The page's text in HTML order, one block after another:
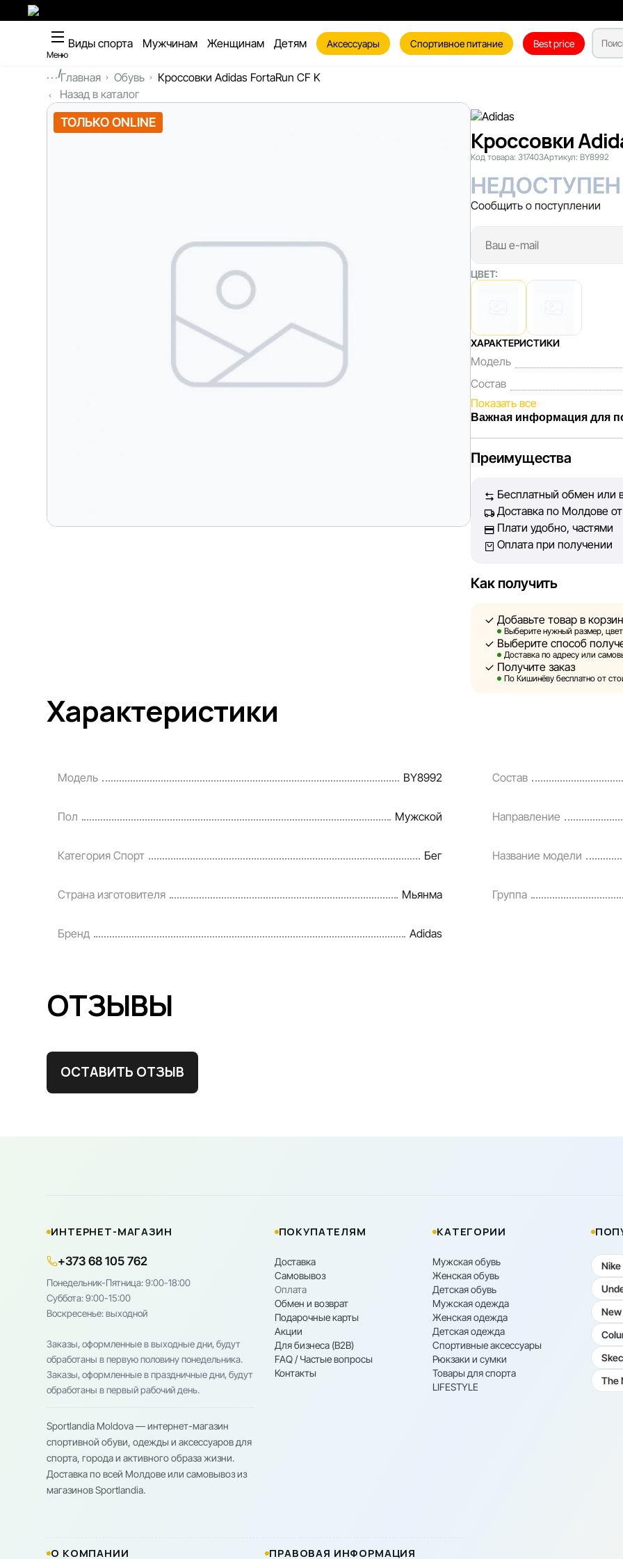
Меню
Виды спорта Мужчинам Женщинам Детям Аксессуары Спортивное питание Best price
...Главная Обувь
Кроссовки Adidas FortaRun CF K
Назад в каталог
ТОЛЬКО ONLINE
Кроссовки
Код товара: 317403Артикул: BY8992
НЕДОСТУПЕН
Сообщить о поступлении
ЦВЕТ:
ХАРАКТЕРИСТИКИ
Модель
Состав
Показать все
Важная информация для
Каждый день мы работаем
Наша цель — обеспечить
принять лучшее решение о
Однако, несмотря на
технических ошибок или
быть размещены на нашем
Sportlandia оставляет за
предварительного
и потребительские
порядке и без
Наша команда регулярно
Преимущества
Бесплатный обмен или
Доставка по Молдове от
Плати удобно, частями
Оплата при получении
Как получить
Добавьте товар в
Выберите нужный размер,
Выберите способ
Доставка по адресу или
Получите заказ
По Кишинёву бесплатно от
Характеристики
Модель BY8992 Состав
Пол Мужской Направление
Категория Спорт Бег Название модели
Страна изготовителя Мьянма Группа
Бренд Adidas
ОТЗЫВЫ
ОСТАВИТЬ ОТЗЫВ
ИНТЕРНЕТ-МАГАЗИН
+373 68 105 762
Понедельник-Пятница: 9:00-18:00
Cуббота: 9:00-15:00
Воскресенье: выходной
Заказы, оформленные в выходные дни, будут
обработаны в первую половину понедельника.
Заказы, оформленные в праздничные дни, будут
обработаны в первый рабочий день.
Sportlandia Moldova — интернет-магазин
спортивной обуви, одежды и аксессуаров для
спорта, города и активного образа жизни.
Доставка по всей Молдове или самовывоз из
магазинов Sportlandia.
ПОКУПАТЕЛЯМ
Доставка
Самовывоз
Оплата
Обмен и возврат
Подарочные карты
Акции
Для бизнеса (B2B)
FAQ / Частые вопросы
Контакты
КАТЕГОРИИ
Мужская обувь
Женская обувь
Детская обувь
Мужская одежда
Женская одежда
Детская одежда
Спортивные аксессуары
Рюкзаки и сумки
Товары для спорта
LIFESTYLE
Nike
The
О КОМПАНИИ ПРАВОВАЯ ИНФОРМАЦИЯ